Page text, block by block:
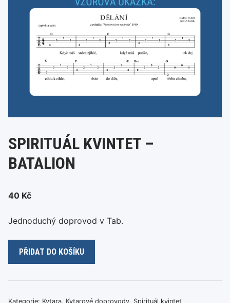
SPIRITUÁL KVINTET –
BATALION
40 Kč
Jednoduchý doprovod v Tab.
Spirituál
Batalion
množství
PŘIDAT DO KOŠÍKU
Kategorie: Kytara, Kytarové doprovody, Spirituál kvintet